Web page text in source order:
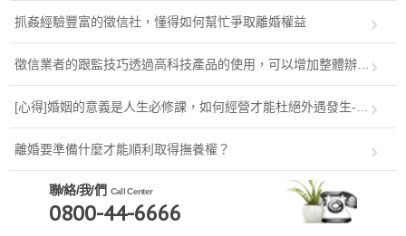
抓姦經驗豐富的徵信社，懂得如何幫忙爭取離婚權益
徵信業者的跟監技巧透過高科技產品的使用，可以增加整體辦案
效率
[心得]婚姻的意義是人生必修課，如何經營才能杜絕外遇發生-婚
姻鄉公所ptt
離婚要準備什麼才能順利取得撫養權？
聯/絡/我/們 Call Center
0800-44-6666